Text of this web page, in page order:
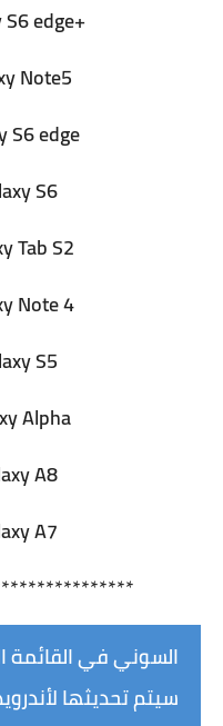
edge+
Note5
S6 edge
S6
Tab S2
Note 4
S5
Alpha
A8
A7
السوني في القائمة
سيتم تحديثها